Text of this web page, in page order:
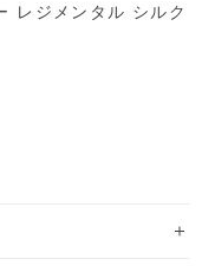
レジメンタル シルク